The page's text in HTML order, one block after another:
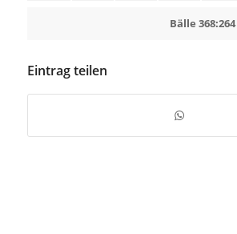
Bälle 368:264
Eintrag teilen